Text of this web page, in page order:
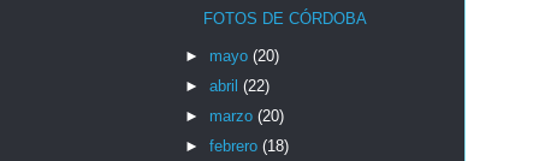
FOTOS DE CÓRDOBA
► mayo (20)
► abril (22)
► marzo (20)
► febrero (18)